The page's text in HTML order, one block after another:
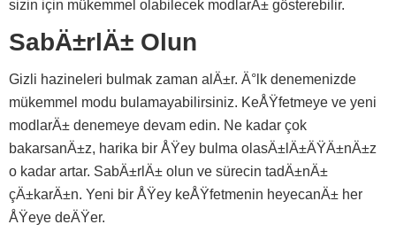
sizin için mükemmel olabilecek modlarÄ± gösterebilir.
SabÄ±rlÄ± Olun
Gizli hazineleri bulmak zaman alÄ±r. Ä°lk denemenizde
mükemmel modu bulamayabilirsiniz. KeÅŸfetmeye ve yeni
modlarÄ± denemeye devam edin. Ne kadar çok
bakarsanÄ±z, harika bir ÅŸey bulma olasÄ±lÄ±ÄŸÄ±nÄ±z
o kadar artar. SabÄ±rlÄ± olun ve sürecin tadÄ±nÄ±
çÄ±karÄ±n. Yeni bir ÅŸey keÅŸfetmenin heyecanÄ± her
ÅŸeye deÄŸer.